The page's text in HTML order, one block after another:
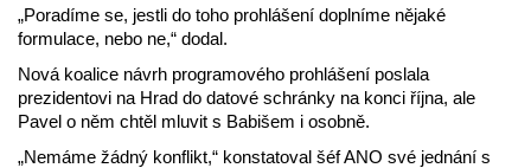
„Poradíme se, jestli do toho prohlášení doplníme nějaké
formulace, nebo ne,“ dodal.
Nová koalice návrh programového prohlášení poslala
prezidentovi na Hrad do datové schránky na konci října, ale
Pavel o něm chtěl mluvit s Babišem i osobně.
„Nemáme žádný konflikt,“ konstatoval šéf ANO své jednání s